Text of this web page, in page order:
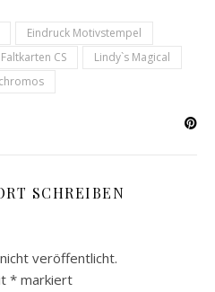
Eindruck Motivstempel
Faltkarten CS
Lindy`s Magical
SCHREIBEN
veröffentlicht.
* markiert